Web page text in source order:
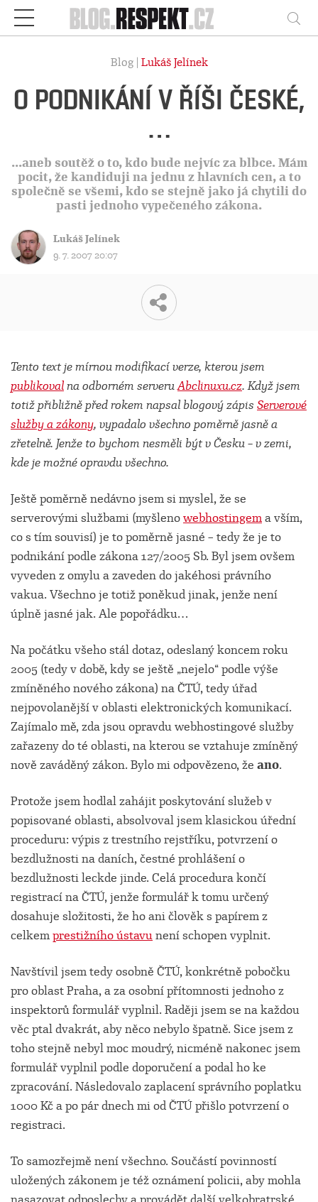
Respekt
Blog | Lukáš Jelínek
O PODNIKÁNÍ V ŘÍŠI ČESKÉ,
…
...aneb soutěž o to, kdo bude nejvíc za blbce. Mám
pocit, že kandiduji na jednu z hlavních cen, a to
společně se všemi, kdo se stejně jako já chytili do
pasti jednoho vypečeného zákona.
Lukáš Jelínek
9. 7. 2007 20:07
Tento text je mírnou modifikací verze, kterou jsem
publikovalna odborném serveruAbclinuxu.cz. Když jsem
totiž přibližně před rokem napsal blogový zápis Serverové
služby a zákony, vypadalo všechno poměrně jasně a
zřetelně. Jenže to bychom nesměli být v Česku – v zemi,
kde je možné opravdu všechno.
Ještě poměrně nedávno jsem si myslel, že se
serverovými službami (myšlenowebhostingema vším,
co s tím souvisí) je to poměrně jasné – tedy že je to
podnikání podle zákona 127/2005 Sb. Byl jsem ovšem
vyveden z omylu a zaveden do jakéhosi právního
vakua. Všechno je totiž poněkud jinak, jenže není
úplně jasné jak. Ale popořádku…
Na počátku všeho stál dotaz, odeslaný koncem roku
2005 (tedy v době, kdy se ještě „nejelo“ podle výše
zmíněného nového zákona) na ČTÚ, tedy úřad
nejpovolanější v oblasti elektronických komunikací.
Zajímalo mě, zda jsou opravdu webhostingové služby
zařazeny do té oblasti, na kterou se vztahuje zmíněný
nově zaváděný zákon. Bylo mi odpovězeno, že ano.
Protože jsem hodlal zahájit poskytování služeb v
popisované oblasti, absolvoval jsem klasickou úřední
proceduru: výpis z trestního rejstříku, potvrzení o
bezdlužnosti na daních, čestné prohlášení o
bezdlužnosti leckde jinde. Celá procedura končí
registrací na ČTÚ, jenže formulář k tomu určený
dosahuje složitosti, že ho ani člověk s papírem z
celkemprestižního ústavunení schopen vyplnit.
Navštívil jsem tedy osobně ČTÚ, konkrétně pobočku
pro oblast Praha, a za osobní přítomnosti jednoho z
inspektorů formulář vyplnil. Raději jsem se na každou
věc ptal dvakrát, aby něco nebylo špatně. Sice jsem z
toho stejně nebyl moc moudrý, nicméně nakonec jsem
formulář vyplnil podle doporučení a podal ho ke
zpracování. Následovalo zaplacení správního poplatku
1000 Kč a po pár dnech mi od ČTÚ přišlo potvrzení o
registraci.
To samozřejmě není všechno. Součástí povinností
uložených zákonem je též oznámení policii, aby mohla